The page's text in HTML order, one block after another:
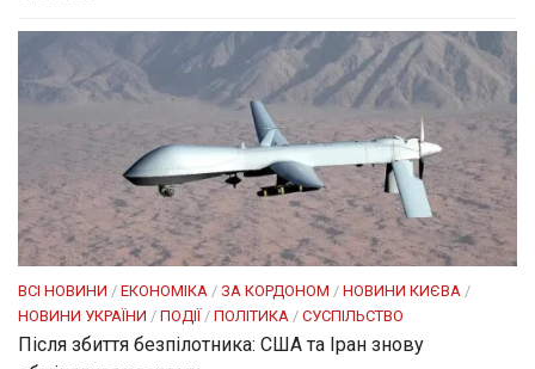
ВСІ НОВИНИ / ЕКОНОМІКА / ЗА КОРДОНОМ / НОВИНИ КИЄВА /
НОВИНИ УКРАЇНИ / ПОДІЇ/ ПОЛІТИКА / СУСПІЛЬСТВО
Після збиття безпілотника: США та Іран знову